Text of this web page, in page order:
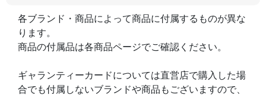
各ブランド・商品によって商品に付属するものが異な
ります。
商品の付属品は各商品ページでご確認ください。
ギャランティーカードについては直営店で購入した場
合でも付属しないブランドや商品もございますので、